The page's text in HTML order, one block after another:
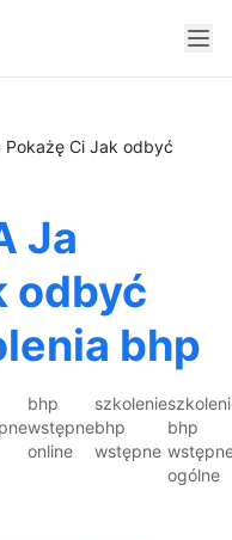
Pokażę Ci Jak odbyć
Ja
odbyć
bhp
bhp
wstępne
online
szkolenie
bhp
wstępne
bhp
ogólne